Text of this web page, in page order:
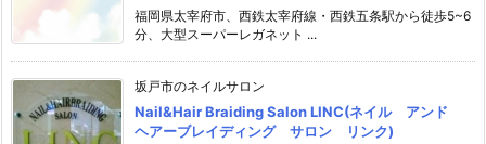
福岡県太宰府市、西鉄太宰府線・西鉄五条駅から徒歩5~6
分、大型スーパーレガネット ...
坂戸市のネイルサロン
Nail&Hair Braiding Salon LINC(ネイル アンド
ヘアーブレイディング サロン リンク)